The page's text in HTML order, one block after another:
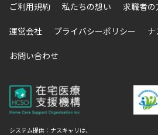
ご利用規約 私たちの想い 求職者の
運営会社 プライバシーポリシー
お問い合わせ
システム提供：ナスキャリは、